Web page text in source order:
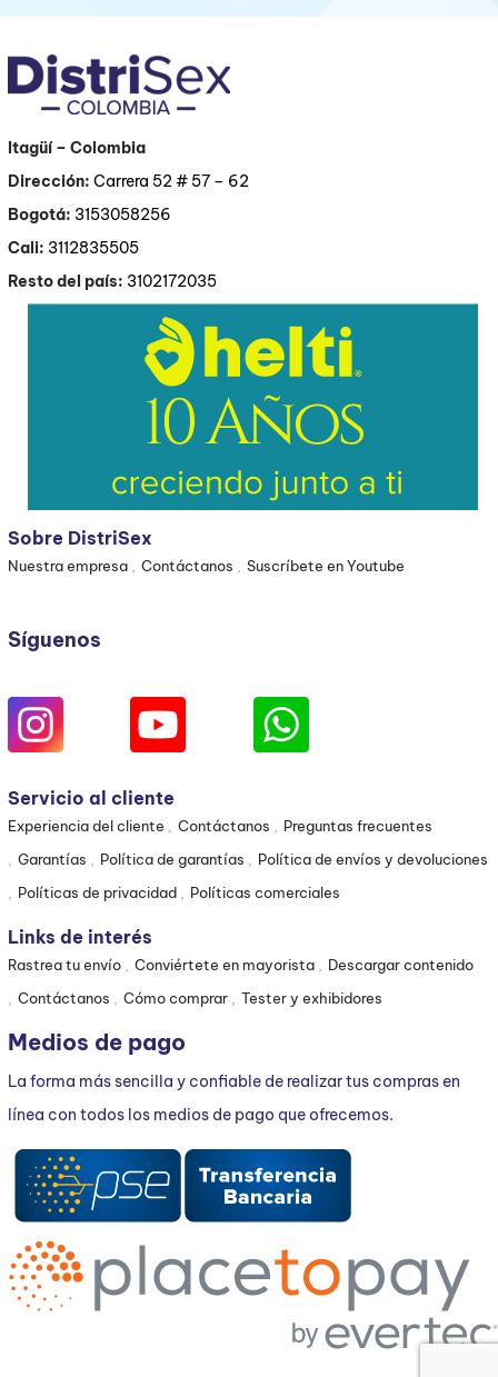
Itagüí– Colombia
Dirección: Carrera 52 # 57 – 62
Bogotá: 3153058256
Cali: 3112835505
Resto del país: 3102172035
Sobre DistriSex
Nuestra empresa Contáctanos Suscríbete en Youtube
Síguenos
Servicio al cliente
Experiencia del cliente Contáctanos
Preguntas frecuentes
Garantías
Política de garantías
Política de envíos y devoluciones
Políticas de privacidad
Políticas comerciales
Links de interés
Rastrea tu envío Conviértete en mayorista
Descargar contenido
Contáctanos
Cómo comprar Tester y exhibidores
Medios de pago
La forma más sencilla y confiable de realizar tus compras en
línea con todos los medios de pago que ofrecemos.